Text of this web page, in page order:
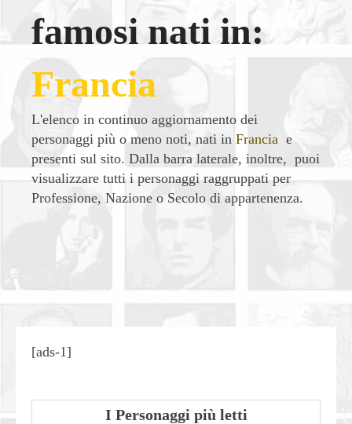
famosi nati in:
Francia
L'elenco in continuo aggiornamento dei
personaggi più o meno noti, nati in Francia e
presenti sul sito. Dalla barra laterale, inoltre, puoi
visualizzare tutti i personaggi raggruppati per
Professione, Nazione o Secolo di appartenenza.
[ads-1]
I Personaggi più letti